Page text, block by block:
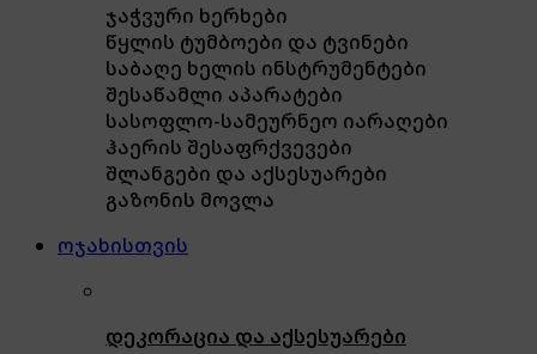
ჯაჭვური ხერხები
წყლის ტუმბოები და ტვინები
საბაღე ხელის ინსტრუმენტები
შესაწამლი აპარატები
სასოფლო-სამეურნეო იარაღები
ჰაერის შესაფრქვევები
შლანგები და აქსესუარები
გაზონის მოვლა
ოჯახისთვის
დეკორაცია და აქსესუარები